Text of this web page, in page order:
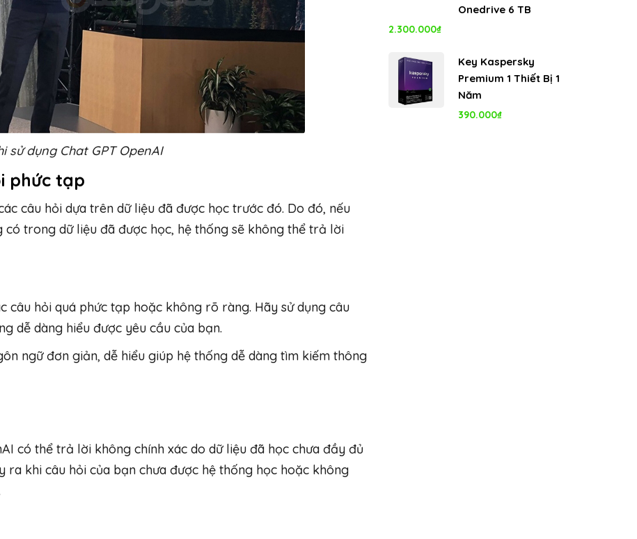
sử dụng Chat GPT OpenAI
phức tạp
câu hỏi dựa trên dữ liệu đã được học trước đó. Do đó, nếu
trong dữ liệu đã được học, hệ thống sẽ không thể trả lời
câu hỏi quá phức tạp hoặc không rõ ràng. Hãy sử dụng câu
dễ dàng hiểu được yêu cầu của bạn.
ngữ đơn giản, dễ hiểu giúp hệ thống dễ dàng tìm kiếm thông
có thể trả lời không chính xác do dữ liệu đã học chưa đầy đủ
ra khi câu hỏi của bạn chưa được hệ thống học hoặc không
5.350.000₫.
Onedrive 6 TB
2.300.000₫
Key Kaspersky
Premium 1 Thiết Bị 1
Năm
390.000₫